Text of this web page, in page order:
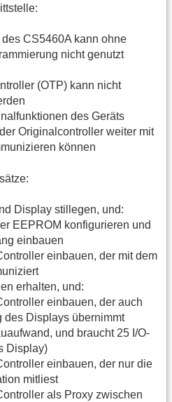
CS5460A kann ohne
nicht genutzt
(OTP) kann nicht
des Geräts
Originalcontroller weiter mit
können
Display stillegen, und:
EEPROM konfigurieren und
einbauen
einbauen, der mit dem
erhalten, und:
einbauen, der auch
des Displays übernimmt
und braucht 25 I/O-
Display)
einbauen, der nur die
mitliest
als Proxy zwischen